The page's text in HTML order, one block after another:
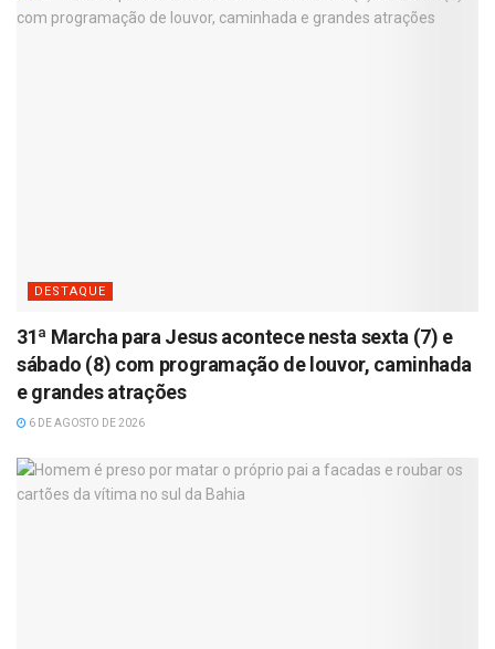
DESTAQUE
31ª Marcha para Jesus acontece nesta sexta (7) e
sábado (8) com programação de louvor, caminhada
e grandes atrações
6 DE AGOSTO DE 2026